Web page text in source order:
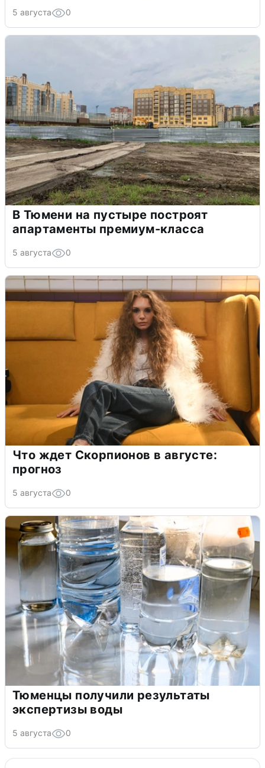
5 августа 0
В Тюмени на пустыре построят
апартаменты премиум-класса
5 августа 0
Что ждет Скорпионов в августе:
прогноз
5 августа 0
Тюменцы получили результаты
экспертизы воды
5 августа 0